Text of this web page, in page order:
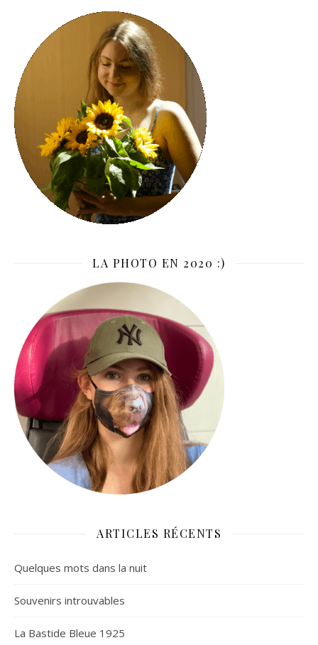
LA PHOTO EN 2020 :)
ARTICLES RÉCENTS
Quelques mots dans la nuit
Souvenirs introuvables
La Bastide Bleue 1925